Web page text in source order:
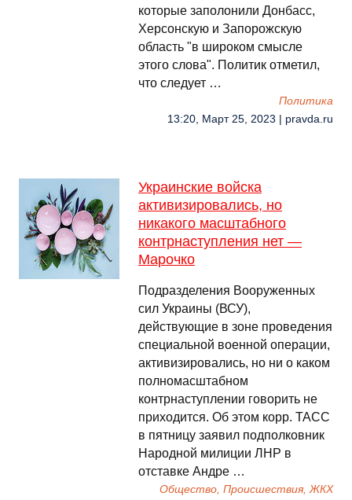
которые заполонили Донбасс,
Херсонскую и Запорожскую
область "в широком смысле
этого слова". Политик отметил,
что следует …
Политика
13:20, Март 25, 2023 | pravda.ru
Украинские войска
активизировались, но
никакого масштабного
контрнаступления нет —
Марочко
Подразделения Вооруженных
сил Украины (ВСУ),
действующие в зоне проведения
специальной военной операции,
активизировались, но ни о каком
полномасштабном
контрнаступлении говорить не
приходится. Об этом корр. ТАСС
в пятницу заявил подполковник
Народной милиции ЛНР в
отставке Андре …
Общество, Происшествия, ЖКХ